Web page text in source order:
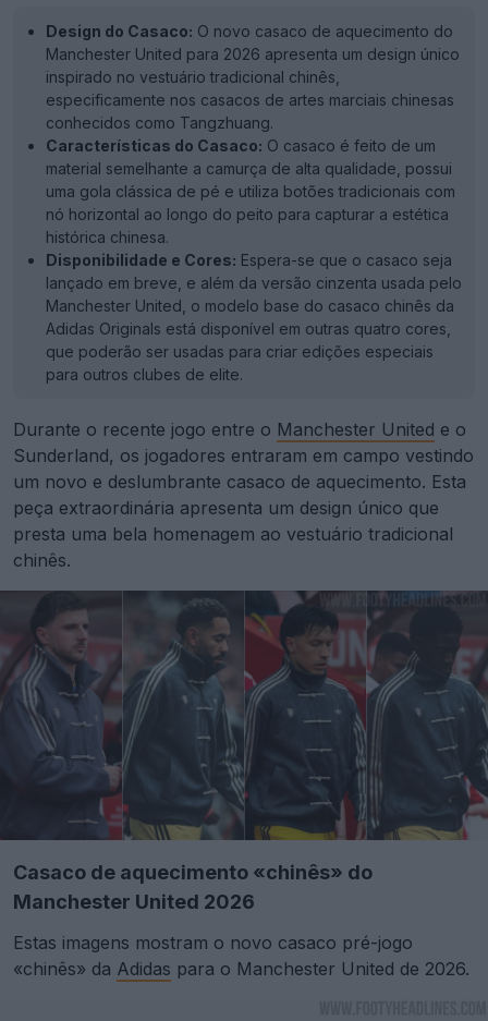
Design do Casaco: O novo casaco de aquecimento do
Manchester United para 2026 apresenta um design único
inspirado no vestuário tradicional chinês,
especificamente nos casacos de artes marciais chinesas
conhecidos como Tangzhuang.
Características do Casaco: O casaco é feito de um
material semelhante a camurça de alta qualidade, possui
uma gola clássica de pé e utiliza botões tradicionais com
nó horizontal ao longo do peito para capturar a estética
histórica chinesa.
Disponibilidade e Cores: Espera-se que o casaco seja
lançado em breve, e além da versão cinzenta usada pelo
Manchester United, o modelo base do casaco chinês da
Adidas Originals está disponível em outras quatro cores,
que poderão ser usadas para criar edições especiais
para outros clubes de elite.
Durante o recente jogo entre o Manchester United e o
Sunderland, os jogadores entraram em campo vestindo
um novo e deslumbrante casaco de aquecimento. Esta
peça extraordinária apresenta um design único que
presta uma bela homenagem ao vestuário tradicional
chinês.
Casaco de aquecimento «chinês» do
Manchester United 2026
Estas imagens mostram o novo casaco pré-jogo
«chinês» da Adidas para o Manchester United de 2026.